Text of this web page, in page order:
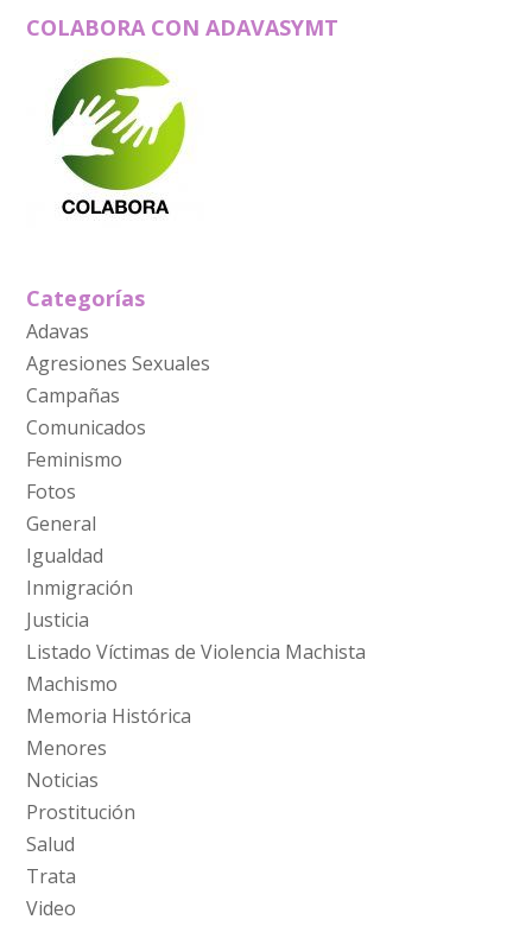
COLABORA CON ADAVASYMT
Categorías
Adavas
Agresiones Sexuales
Campañas
Comunicados
Feminismo
Fotos
General
Igualdad
Inmigración
Justicia
Listado Víctimas de Violencia Machista
Machismo
Memoria Histórica
Menores
Noticias
Prostitución
Salud
Trata
Video